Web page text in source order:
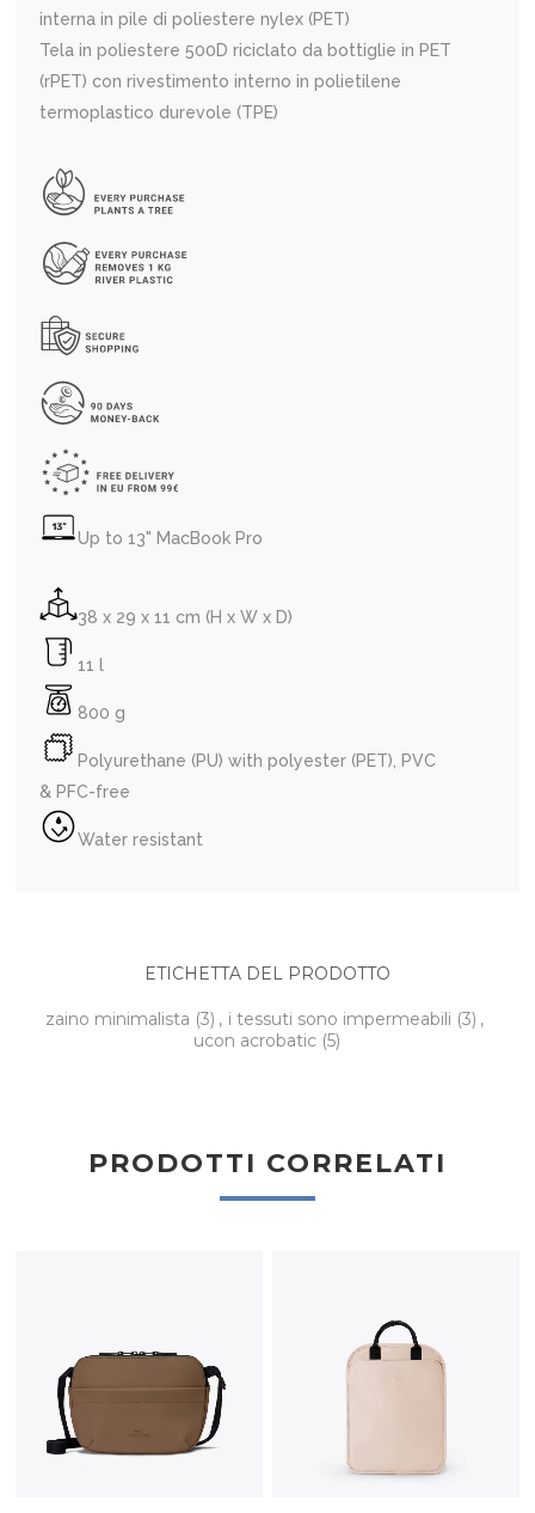
interna in pile di poliestere nylex (PET)
Tela in poliestere 500D riciclato da bottiglie in PET
(rPET) con rivestimento interno in polietilene
termoplastico durevole (TPE)
Up to 13" MacBook Pro
38 x 29 x 11 cm (H x W x D)
11 l
800 g
Polyurethane (PU) with polyester (PET), PVC
& PFC-free
Water resistant
ETICHETTA DEL PRODOTTO
zaino minimalista (3) , i tessuti sono impermeabili (3) ,
ucon acrobatic (5)
PRODOTTI CORRELATI